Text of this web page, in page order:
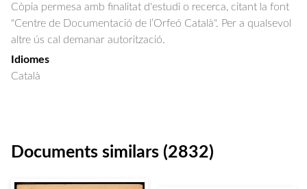
Còpia permesa amb finalitat d'estudi o recerca, citant la font
"Centre de Documentació de l’Orfeó Català". Per a qualsevol
altre ús cal demanar autorització.
Idiomes
Català
Documents similars (2832)